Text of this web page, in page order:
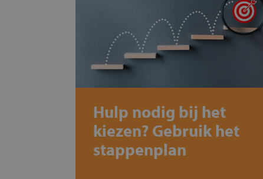
Hulp nodig bij het
kiezen? Gebruik het
stappenplan